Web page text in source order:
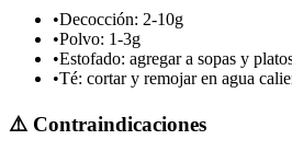
•Decocción: 2-10g
•Polvo: 1-3g
•Estofado: agregar a sopas y
•Té: cortar y remojar en agua
⚠️ Contraindicaciones